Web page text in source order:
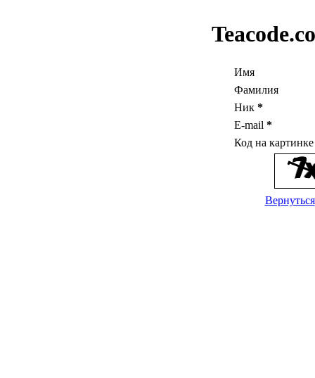
Имя
Фамилия
Ник *
E-mail *
Код на
Вернуться